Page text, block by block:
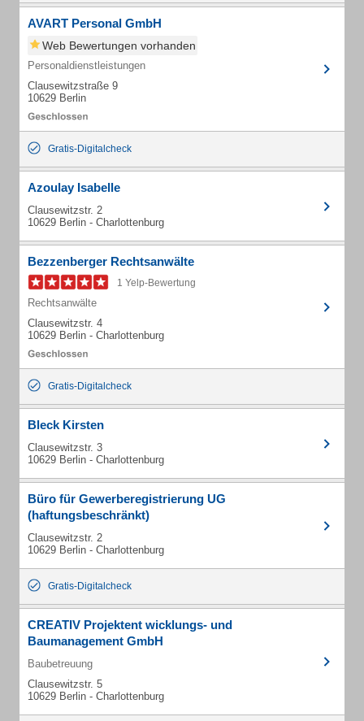
AVART Personal GmbH
Web Bewertungen vorhanden
Personaldienstleistungen
Clausewitzstraße 9
10629 Berlin
Gratis-Digitalcheck
Azoulay Isabelle
Clausewitzstr. 2
10629 Berlin - Charlottenburg
Bezzenberger Rechtsanwälte
1 Yelp-Bewertung
Rechtsanwälte
Clausewitzstr. 4
10629 Berlin - Charlottenburg
Gratis-Digitalcheck
Bleck Kirsten
Clausewitzstr. 3
10629 Berlin - Charlottenburg
Büro für Gewerberegistrierung UG
(haftungsbeschränkt)
Clausewitzstr. 2
10629 Berlin - Charlottenburg
Gratis-Digitalcheck
CREATIV Projektent wicklungs- und
Baumanagement GmbH
Baubetreuung
Clausewitzstr. 5
10629 Berlin - Charlottenburg